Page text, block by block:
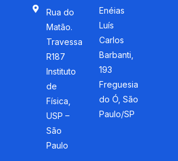
Rua do
Matão.
Travessa
R187
Instituto
de
Física,
USP –
São
Paulo
Enéias
Luís
Carlos
Barbanti,
193
Freguesia
do Ó, São
Paulo/SP